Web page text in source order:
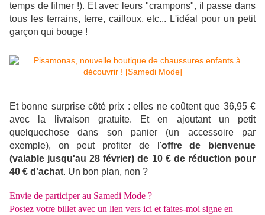
temps de filmer !). Et avec leurs "crampons", il passe dans
tous les terrains, terre, cailloux, etc... L'idéal pour un petit
garçon qui bouge !
Et bonne surprise côté prix : elles ne coûtent que 36,95 €
avec la livraison gratuite. Et en ajoutant un petit
quelquechose dans son panier (un accessoire par
exemple), on peut profiter de l'offre de bienvenue
(valable jusqu'au 28 février) de 10 € de réduction pour
40 € d'achat. Un bon plan, non ?
Envie de participer au Samedi Mode ?
Postez votre billet avec un lien vers ici et faites-moi signe en